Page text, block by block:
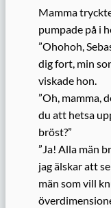
Mamma
pumpade på i
”Ohohoh,
dig fort, min
viskade hon.
”Oh, mamma,
du att hetsa
bröst?”
”Ja! Alla män
jag älskar att
män som vill